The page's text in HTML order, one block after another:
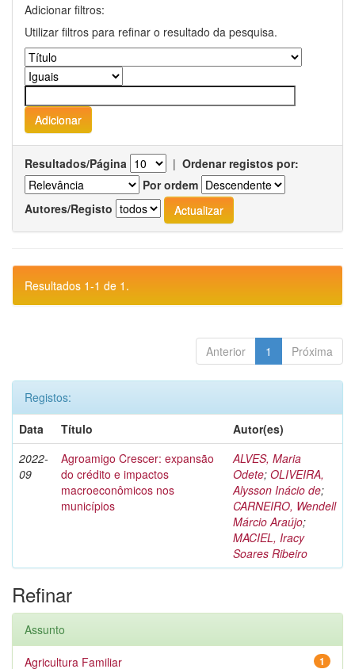
Adicionar filtros:
Utilizar filtros para refinar o resultado da pesquisa.
Resultados/Página | Ordenar registos por:
Por ordem
Autores/Registo
Resultados 1-1 de 1.
Anterior 1 Próxima
Registos:
Data
Título
Autor(es)
2022-
09
Agroamigo Crescer: expansão
do crédito e impactos
macroeconômicos nos
municípios
ALVES, Maria
Odete; OLIVEIRA,
Alysson Inácio de;
CARNEIRO, Wendell
Márcio Araújo;
MACIEL, Iracy
Soares Ribeiro
Refinar
Assunto
1
Agricultura Familiar